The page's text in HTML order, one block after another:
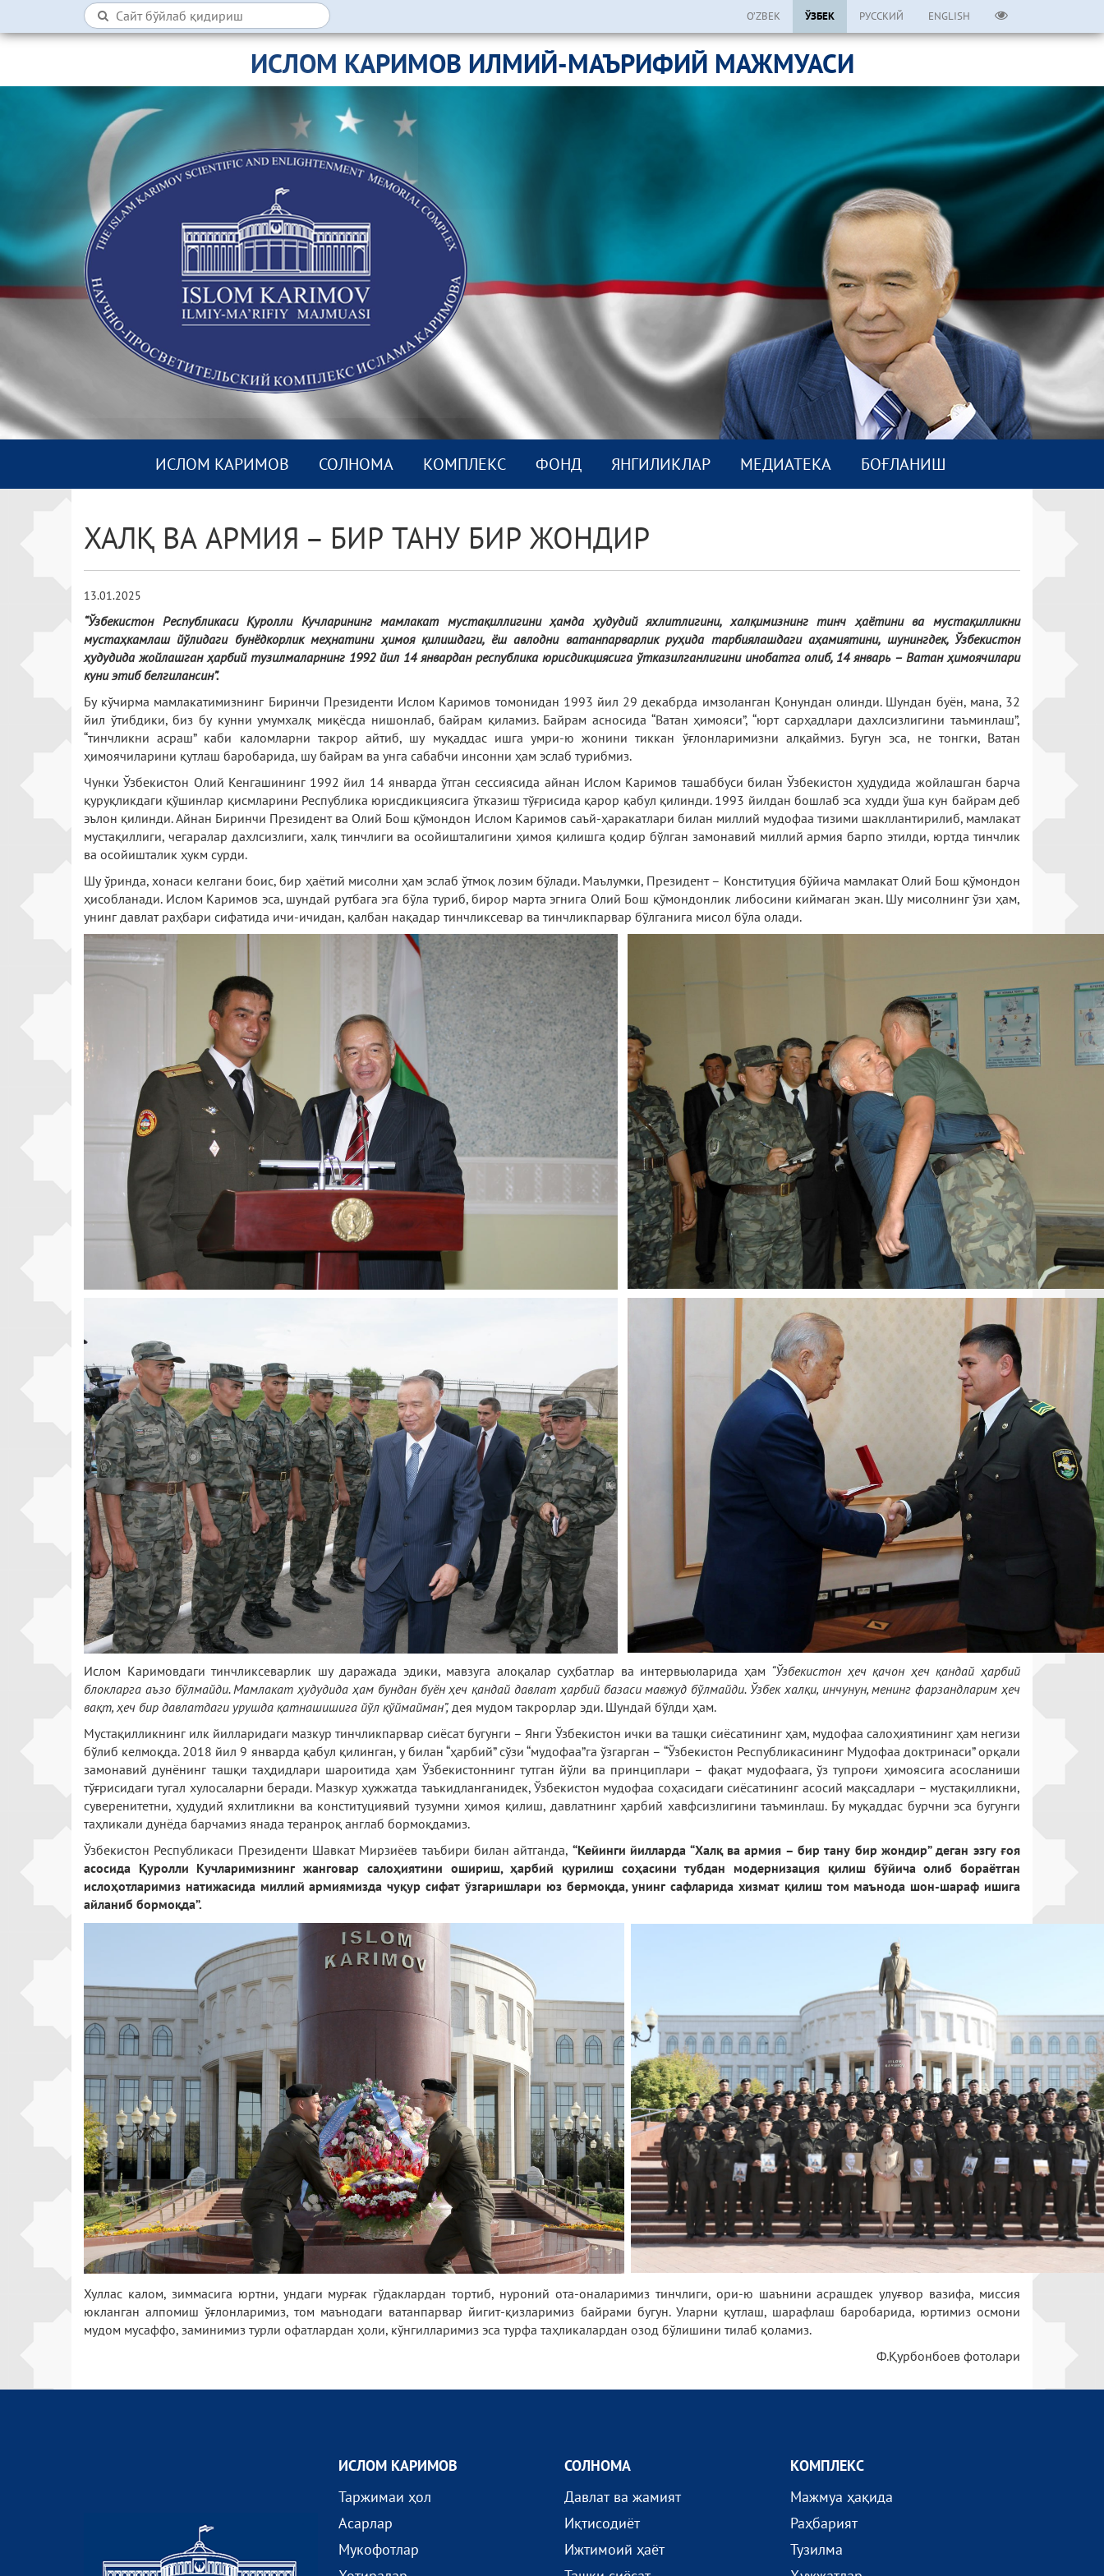
O’ZBEK ЎЗБЕК РУССКИЙ ENGLISH
ИСЛОМ КАРИМОВ ИЛМИЙ-МАЪРИФИЙ МАЖМУАСИ
ИСЛОМ КАРИМОВ СОЛНОМА КОМПЛEКС ФОНД ЯНГИЛИКЛАР МEДИАТEКА БОҒЛАНИШ
ХАЛҚ ВА АРМИЯ – БИР ТАНУ БИР ЖОНДИР
13.01.2025
“Ўзбекистон Республикаси Қуролли Кучларининг мамлакат мустақиллигини ҳамда ҳудудий яхлитлигини, халқимизнинг тинч ҳаётини ва мустақилликни
мустаҳкамлаш йўлидаги бунёдкорлик меҳнатини ҳимоя қилишдаги, ёш авлодни ватанпарварлик руҳида тарбиялашдаги аҳамиятини, шунингдек, Ўзбекистон
ҳудудида жойлашган ҳарбий тузилмаларнинг 1992 йил 14 январдан республика юрисдикциясига ўтказилганлигини инобатга олиб, 14 январь – Ватан ҳимоячилари
куни этиб белгилансин”.
Бу кўчирма мамлакатимизнинг Биринчи Президенти Ислом Каримов томонидан 1993 йил 29 декабрда имзоланган Қонундан олинди. Шундан буён, мана, 32
йил ўтибдики, биз бу кунни умумхалқ миқёсда нишонлаб, байрам қиламиз. Байрам асносида “Ватан ҳимояси”, “юрт сарҳадлари дахлсизлигини таъминлаш”,
“тинчликни асраш” каби каломларни такрор айтиб, шу муқаддас ишга умри-ю жонини тиккан ўғлонларимизни алқаймиз. Бугун эса, не тонгки, Ватан
ҳимоячиларини қутлаш баробарида, шу байрам ва унга сабабчи инсонни ҳам эслаб турибмиз.
Чунки Ўзбекистон Олий Кенгашининг 1992 йил 14 январда ўтган сессиясида айнан Ислом Каримов ташаббуси билан Ўзбекистон ҳудудида жойлашган барча
қуруқликдаги қўшинлар қисмларини Республика юрисдикциясига ўтказиш тўғрисида қарор қабул қилинди. 1993 йилдан бошлаб эса худди ўша кун байрам деб
эълон қилинди. Айнан Биринчи Президент ва Олий Бош қўмондон Ислом Каримов саъй-ҳаракатлари билан миллий мудофаа тизими шакллантирилиб, мамлакат
мустақиллиги, чегаралар дахлсизлиги, халқ тинчлиги ва осойишталигини ҳимоя қилишга қодир бўлган замонавий миллий армия барпо этилди, юртда тинчлик
ва осойишталик ҳукм сурди.
Шу ўринда, хонаси келгани боис, бир ҳаётий мисолни ҳам эслаб ўтмоқ лозим бўлади. Маълумки, Президент – Конституция бўйича мамлакат Олий Бош қўмондон
ҳисобланади. Ислом Каримов эса, шундай рутбага эга бўла туриб, бирор марта эгнига Олий Бош қўмондонлик либосини киймаган экан. Шу мисолнинг ўзи ҳам,
унинг давлат раҳбари сифатида ичи-ичидан, қалбан нақадар тинчликсевар ва тинчликпарвар бўлганига мисол бўла олади.
Ислом Каримовдаги тинчликсеварлик шу даражада эдики, мавзуга алоқалар суҳбатлар ва интервьюларида ҳам “Ўзбекистон ҳеч қачон ҳеч қандай ҳарбий
блокларга аъзо бўлмайди. Мамлакат ҳудудида ҳам бундан буён ҳеч қандай давлат ҳарбий базаси мавжуд бўлмайди. Ўзбек халқи, инчунун, менинг фарзандларим ҳеч
вақт, ҳеч бир давлатдаги урушда қатнашишига йўл қўймайман”, дея мудом такрорлар эди. Шундай бўлди ҳам.
Мустақилликнинг илк йилларидаги мазкур тинчликпарвар сиёсат бугунги – Янги Ўзбекистон ички ва ташқи сиёсатининг ҳам, мудофаа салоҳиятининг ҳам негизи
бўлиб келмоқда. 2018 йил 9 январда қабул қилинган, у билан “ҳарбий” сўзи “мудофаа”га ўзгарган – “Ўзбекистон Республикасининг Мудофаа доктринаси” орқали
замонавий дунёнинг ташқи таҳдидлари шароитида ҳам Ўзбекистоннинг тутган йўли ва принциплари – фақат мудофаага, ўз тупроғи ҳимоясига асосланиши
тўғрисидаги тугал хулосаларни беради. Мазкур ҳужжатда таъкидланганидек, Ўзбекистон мудофаа соҳасидаги сиёсатининг асосий мақсадлари – мустақилликни,
суверенитетни, ҳудудий яхлитликни ва конституциявий тузумни ҳимоя қилиш, давлатнинг ҳарбий хавфсизлигини таъминлаш. Бу муқаддас бурчни эса бугунги
таҳликали дунёда барчамиз янада теранроқ англаб бормоқдамиз.
Ўзбекистон Республикаси Президенти Шавкат Мирзиёев таъбири билан айтганда, “Кейинги йилларда “Халқ ва армия – бир тану бир жондир” деган эзгу ғоя
асосида Қуролли Кучларимизнинг жанговар салоҳиятини ошириш, ҳарбий қурилиш соҳасини тубдан модернизация қилиш бўйича олиб бораётган
ислоҳотларимиз натижасида миллий армиямизда чуқур сифат ўзгаришлари юз бермоқда, унинг сафларида хизмат қилиш том маънода шон-шараф ишига
айланиб бормоқда”.
Хуллас калом, зиммасига юртни, ундаги мурғак гўдаклардан тортиб, нуроний ота-оналаримиз тинчлиги, ори-ю шаънини асрашдек улуғвор вазифа, миссия
юкланган алпомиш ўғлонларимиз, том маънодаги ватанпарвар йигит-қизларимиз байрами бугун. Уларни қутлаш, шарафлаш баробарида, юртимиз осмони
мудом мусаффо, заминимиз турли офатлардан ҳоли, кўнгилларимиз эса турфа таҳликалардан озод бўлишини тилаб қоламиз.
Ф.Қурбонбоев фотолари
ИСЛОМ КАРИМОВ
Таржимаи ҳол
Асарлар
Мукофотлар
СОЛНОМА
Давлат ва жамият
Иқтисодиёт
Ижтимоий ҳаёт
КОМПЛEКС
Мажмуа ҳақида
Раҳбарият
Тузилма